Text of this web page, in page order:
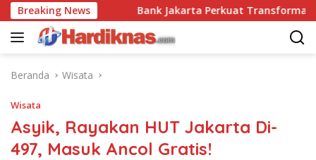
Langsung
ke
konten
Breaking News
Disrupsi Bank Jakarta Perkuat Transformasi
Beranda Wisata
Wisata
Asyik, Rayakan HUT Jakarta Di-
497, Masuk Ancol Gratis!